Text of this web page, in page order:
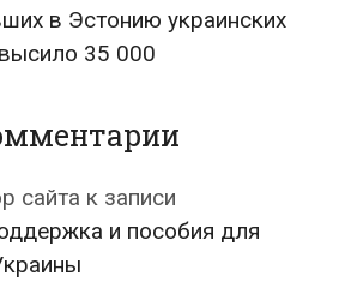
в Эстонию украинских
35 000
сайта к записи
и пособия для